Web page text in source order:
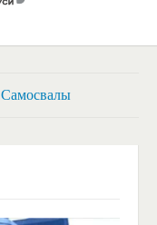
Самосвалы